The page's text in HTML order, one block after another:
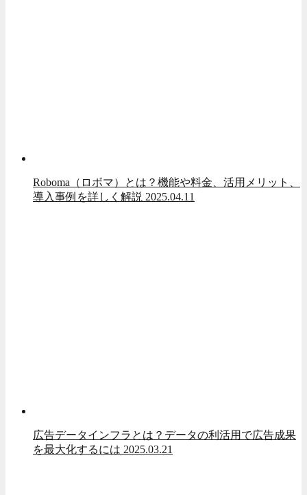
Roboma（ロボマ）とは？機能や料金、活用メリット、
導入事例を詳しく解説 2025.04.11
広告データインフラとは？データの利活用で広告成果
を最大化するには 2025.03.21